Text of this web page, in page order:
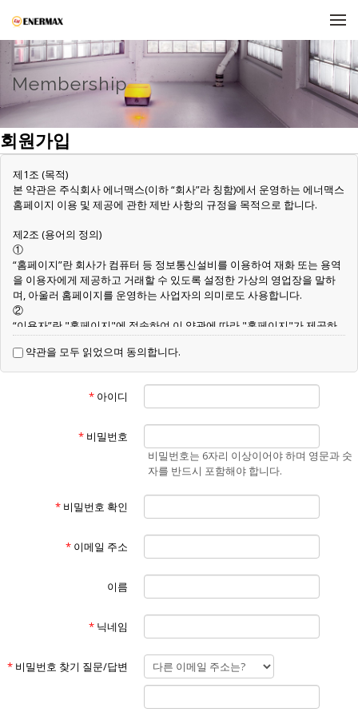
Membership
회원가입
제1조 (목적)
본 약관은 주식회사 에너맥스(이하 “회사”라 칭함)에서 운영하는 에너맥스
홈페이지 이용 및 제공에 관한 제반 사항의 규정을 목적으로 합니다.
제2조 (용어의 정의)
①
“홈페이지”란 회사가 컴퓨터 등 정보통신설비를 이용하여 재화 또는 용역
을 이용자에게 제공하고 거래할 수 있도록 설정한 가상의 영업장을 말하
며, 아울러 홈페이지를 운영하는 사업자의 의미로도 사용합니다.
②
“이용자”란 "홈페이지"에 접속하여 이 약관에 따라 "홈페이지"가 제공하
는 서비스를 받는 회원 및 비회원을 말합니다.
③
“회원”이라 함은 "홈페이지"에 개인정보를 제공하여 회원등록을 한 자로
서, "홈페이지"의 정보를 지속적으로 제공받으며 "홈페이지"가 제공하는
서비스를 계속적으로 이용할 수 있는 자를 말합니다.
“비회원”이라 함은 회원에 가입하지 않고 "홈페이지"가 제공하는 서비스
를 이용하는 자를 말합니다.
“게시물”이라 함은 회원이 홈페이지를 이용함에 있어서 홈페이지에 게시
한 부호,문자,음성,음향,화상,동영상 등의 정보 형태의 글,사진,동영상 및
각종 파일과 링크 등을 의미합니다.
본 약관은 "홈페이지"의 서비스 화면(www.에너맥스.com)에 게시하거나
홈페이지는 불가피한 여건이나 사정이 있을 경우 약관을 변경할 수 있으
며 변경할 경우, 적용일자 및 개정사유를 명시하여 현행약관과 함께 "홈페
이지"의 초기화면에 7일 이전부터 적용일자 전까지 공지합니다. 단, 회원
소로(회원이 "홈페이지"에 제출한 전자우편 주소) 개정약관을 발송하여
통지해야 합니다.
"홈페이지"가 전항에 따라 개정약관을 공지 또는 통지 하면서 회원에게 7
약관을 모두 읽었으며 동의합니다.
* 아이디
* 비밀번호
비밀번호는 6자리 이상이어야 하며 영문과 숫
자를 반드시 포함해야 합니다.
* 비밀번호 확인
* 이메일 주소
이름
* 닉네임
* 비밀번호 찾기 질문/답변